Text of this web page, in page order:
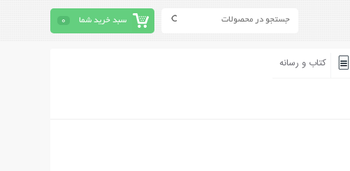
سبد خرید شما 0
کتاب و رسانه